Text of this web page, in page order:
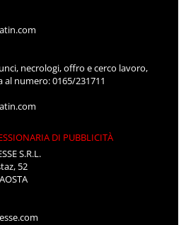
necrologi, offro e cerco lavoro,
numero: 0165/231711
DI PUBBLICITÀ
S.R.L.
52